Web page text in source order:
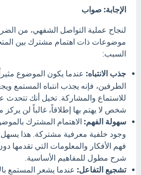
الإجابة: صواب
لنجاح عملية التواصل الشفهي، من
موضوعات ذات اهتمام مشترك بين
السبب:
جذب الانتباه: عندما يكون الموضوع مثيراً
الطرفين، فإنه يجذب انتباه المستمع
للاستماع والمشاركة. تخيل أنك تتحدث
شخص لا يهتم بها إطلاقاً، غالباً لن يركز
سهولة الفهم: الاهتمام المشترك
وجود خلفية معرفية مشتركة. هذا
فهم الأفكار والمعلومات التي تقدمها
شرح مطول للمفاهيم الأساسية.
تشجيع التفاعل: عندما يشعر المستمع